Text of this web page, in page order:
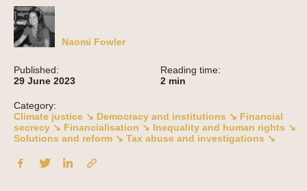
Naomi Fowler
Published:
29 June 2023
Reading time:
2 min
Category:
Climate justice ↘ Democracy and institutions ↘ Financial
secrecy ↘ Financialisation ↘ Inequality and human rights ↘
Solutions and reform ↘ Tax abuse and investigations ↘